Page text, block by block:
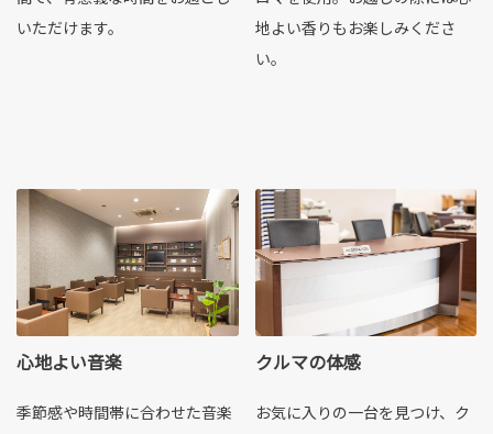
いただけます。
地よい香りもお楽しみくださ
い。
心地よい音楽
季節感や時間帯に合わせた音楽
クルマの体感
お気に入りの一台を見つけ、ク